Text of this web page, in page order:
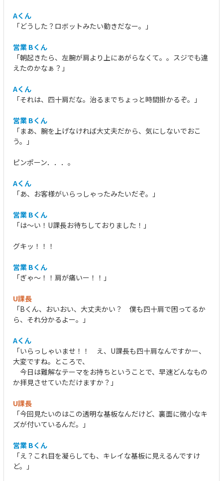
Aくん
「どうした？ロボットみたい動きだなー。」
営業 Bくん
「朝起きたら、左腕が肩より上にあがらなくて。。スジでも違
えたのかなぁ？」
Aくん
「それは、四十肩だな。治るまでちょっと時間掛かるぞ。」
営業 Bくん
「まあ、腕を上げなければ大丈夫だから、気にしないでおこ
う。」
ピンポーン．．．。
Aくん
「あ、お客様がいらっしゃったみたいだぞ。」
営業 Bくん
「は～い！U課長お待ちしておりました！」
グキッ！！！
営業 Bくん
「ぎゃ～！！肩が痛いー！！」
U課長
「Bくん、おいおい、大丈夫かい？ 僕も四十肩で困ってるか
ら、それ分かるよー。」
Aくん
「いらっしゃいませ！！ え、U課長も四十肩なんですかー、
大変ですね。ところで、
今日は難解なテーマをお持ちということで、早速どんなもの
か拝見させていただけますか？」
U課長
「今回見たいのはこの透明な基板なんだけど、裏面に微小なキ
ズが付いているんだ。」
営業 Bくん
「え？これ目を凝らしても、キレイな基板に見えるんですけ
ど。」